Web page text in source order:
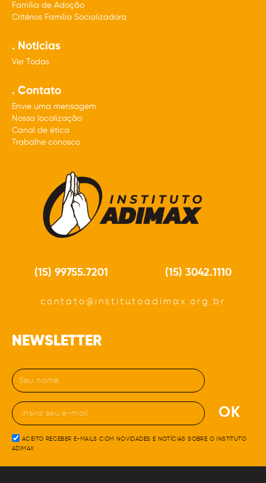
Família de Adoção
Critérios Família Socializadora
. Notícias
Ver Todas
. Contato
Envie uma mensagem
Nossa localização
Canal de ética
Trabalhe conosco
(15) 99755.7201 (15) 3042.1110
contato@institutoadimax.org.br
NEWSLETTER
ACEITO RECEBER E-MAILS COM NOVIDADES E NOTÍCIAS SOBRE O INSTITUTO
ADIMAX
OK